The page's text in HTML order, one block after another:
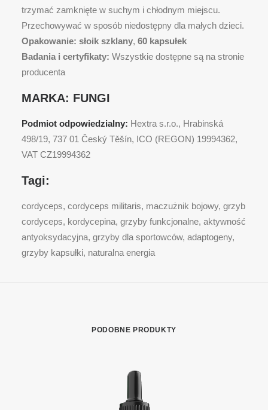
trzymać zamknięte w suchym i chłodnym miejscu.
Przechowywać w sposób niedostępny dla małych dzieci.
Opakowanie: słoik szklany, 60 kapsułek
Badania i certyfikaty: Wszystkie dostępne są na stronie
producenta
MARKA: FUNGI
Podmiot odpowiedzialny: Hextra s.r.o., Hrabinská
498/19, 737 01 Český Těšín, ICO (REGON) 19994362,
VAT CZ19994362
Tagi:
cordyceps, cordyceps militaris, maczużnik bojowy, grzyb
cordyceps, kordycepina, grzyby funkcjonalne, aktywność
antyoksydacyjna, grzyby dla sportowców, adaptogeny,
grzyby kapsułki, naturalna energia
PODOBNE PRODUKTY